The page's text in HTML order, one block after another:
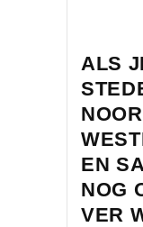
ALS
EN
NOG
VER